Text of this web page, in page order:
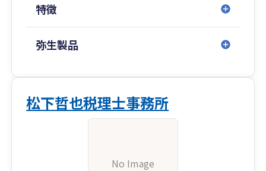
特徴
弥生製品
松下哲也税理士事務所
No Image